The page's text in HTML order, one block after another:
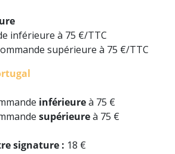
inférieure à 75 €/TTC
ommande supérieure à 75 €/TTC
inférieureà 75 €
supérieureà 75 €
signature : 18 €